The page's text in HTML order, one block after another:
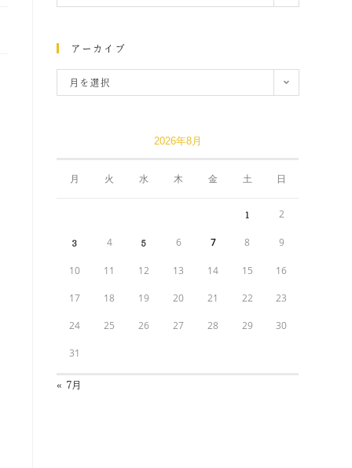
アーカイブ
月を選択
2026年8月
月 火 水 木 金 土 日
1 2
3 4 5 6 7 8 9
10 11 12 13 14 15 16
17 18 19 20 21 22 23
24 25 26 27 28 29 30
31
« 7月